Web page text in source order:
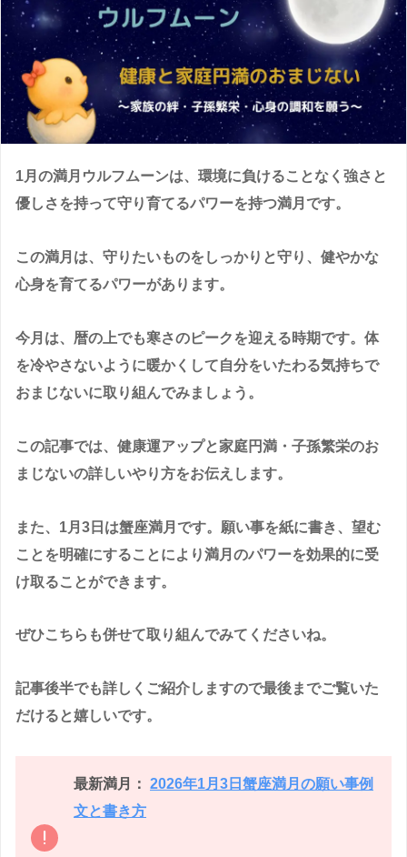
1月の満月ウルフムーンは、環境に負けることなく強さと
優しさを持って守り育てるパワーを持つ満月です。
この満月は、守りたいものをしっかりと守り、健やかな
心身を育てるパワーがあります。
今月は、暦の上でも寒さのピークを迎える時期です。体
を冷やさないように暖かくして自分をいたわる気持ちで
おまじないに取り組んでみましょう。
この記事では、健康運アップと家庭円満・子孫繁栄のお
まじないの詳しいやり方をお伝えします。
また、1月3日は蟹座満月です。願い事を紙に書き、望む
ことを明確にすることにより満月のパワーを効果的に受
け取ることができます。
ぜひこちらも併せて取り組んでみてくださいね。
記事後半でも詳しくご紹介しますので最後までご覧いた
だけると嬉しいです。
最新満月： 2026年1月3日蟹座満月の願い事例
文と書き方